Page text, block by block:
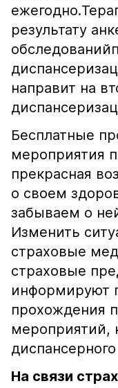
результату
направит на
Бесплатные
мероприятия
прекрасная
о своем
забываем о
Изменить
страховые
страховые
информируют
прохождения
мероприятий,
На связи